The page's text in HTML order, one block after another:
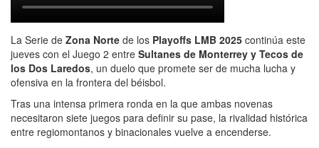
La Serie de Zona Norte de los Playoffs LMB 2025 continúa este
jueves con el Juego 2 entre Sultanes de Monterrey y Tecos de
los Dos Laredos, un duelo que promete ser de mucha lucha y
ofensiva en la frontera del béisbol.
Tras una intensa primera ronda en la que ambas novenas
necesitaron siete juegos para definir su pase, la rivalidad histórica
entre regiomontanos y binacionales vuelve a encenderse.